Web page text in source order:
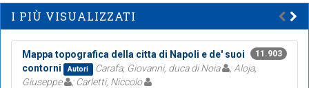
I PIÙ VISUALIZZATI
11.903
Mappa topografica della citta di Napoli e de' suoi
contorni
Autori Carafa, Giovanni, duca di Noia
; Aloja,
Giuseppe
; Carletti, Niccolo